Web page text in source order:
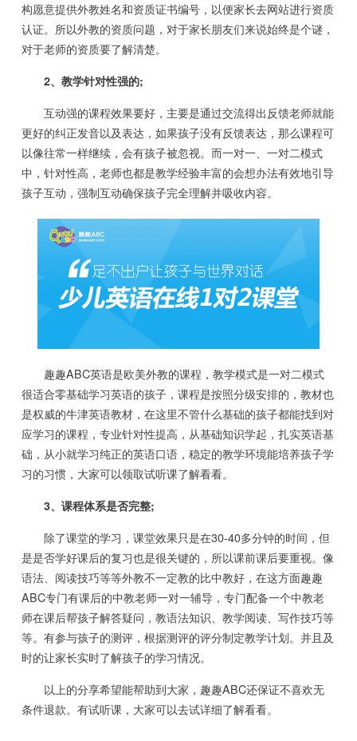
构愿意提供外教姓名和资质证书编号，以便家长去网站进行资质
认证。所以外教的资质问题，对于家长朋友们来说始终是个谜，
对于老师的资质要了解清楚。
2、教学针对性强的;
互动强的课程效果要好，主要是通过交流得出反馈老师就能
更好的纠正发音以及表达，如果孩子没有反馈表达，那么课程可
以像往常一样继续，会有孩子被忽视。而一对一、一对二模式
中，针对性高，老师也都是教学经验丰富的会想办法有效地引导
孩子互动，强制互动确保孩子完全理解并吸收内容。
趣趣ABC英语是欧美外教的课程，教学模式是一对二模式
很适合零基础学习英语的孩子，课程是按照分级安排的，教材也
是权威的牛津英语教材，在这里不管什么基础的孩子都能找到对
应学习的课程，专业针对性提高，从基础知识学起，扎实英语基
础，从小就学习纯正的英语口语，稳定的教学环境能培养孩子学
习的习惯，大家可以领取试听课了解看看。
3、课程体系是否完整;
除了课堂的学习，课堂效果只是在30-40多分钟的时间，但
是是否学好课后的复习也是很关键的，所以课前课后要重视。像
语法、阅读技巧等等外教不一定教的比中教好，在这方面趣趣
ABC专门有课后的中教老师一对一辅导，专门配备一个中教老
师在课后帮孩子解答疑问，教语法知识、教学阅读、写作技巧等
等。有参与孩子的测评，根据测评的评分制定教学计划。并且及
时的让家长实时了解孩子的学习情况。
以上的分享希望能帮助到大家，趣趣ABC还保证不喜欢无
条件退款。有试听课，大家可以去试详细了解看看。